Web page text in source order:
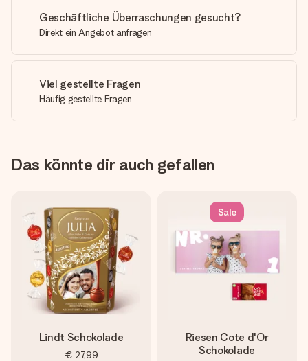
Geschäftliche Überraschungen gesucht?
Direkt ein Angebot anfragen
Viel gestellte Fragen
Häufig gestellte Fragen
Das könnte dir auch gefallen
Lindt Schokolade
€ 27,99
Sale
Riesen Cote d'Or
Schokolade